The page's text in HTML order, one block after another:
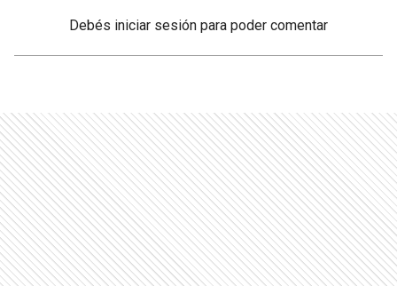
Debés iniciar sesión para poder comentar